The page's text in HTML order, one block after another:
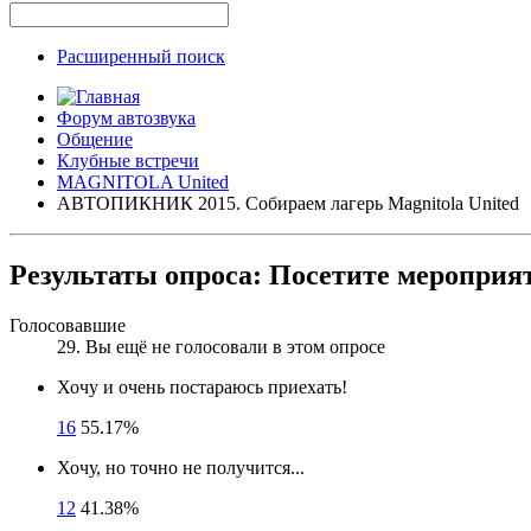
Расширенный поиск
Форум автозвука
Общение
Клубные встречи
MAGNITOLA United
АВТОПИКНИК 2015. Собираем лагерь Magnitola United
Результаты опроса: Посетите
Голосовавшие
29. Вы ещё не голосовали в этом опросе
Хочу и очень постараюсь приехать!
16 55.17%
Хочу, но точно не получится...
12 41.38%